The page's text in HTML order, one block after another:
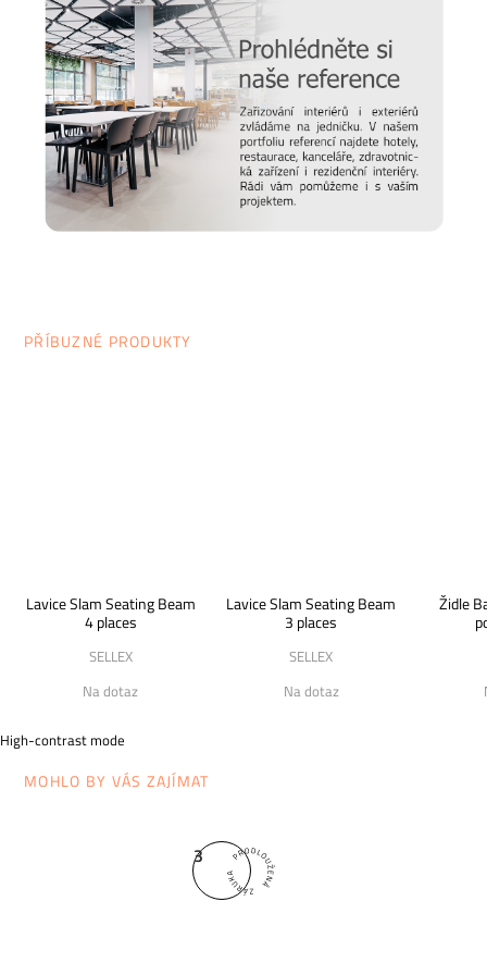
PŘÍBUZNÉ PRODUKTY
Lavice Slam Seating Beam
4 places
SELLEX
Na dotaz
Lavice Slam Seating Beam
3 places
SELLEX
Na dotaz
Židle
High-contrast mode
MOHLO BY VÁS ZAJÍMAT
3